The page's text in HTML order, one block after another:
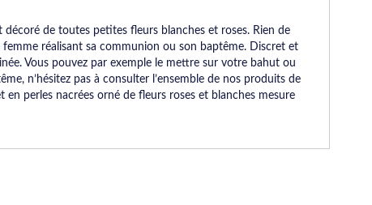
de toutes petites fleurs blanches et roses. Rien de
réalisant sa communion ou son baptême. Discret et
Vous pouvez par exemple le mettre sur votre bahut ou
n’hésitez pas à consulter l’ensemble de nos produits de
perles nacrées orné de fleurs roses et blanches mesure